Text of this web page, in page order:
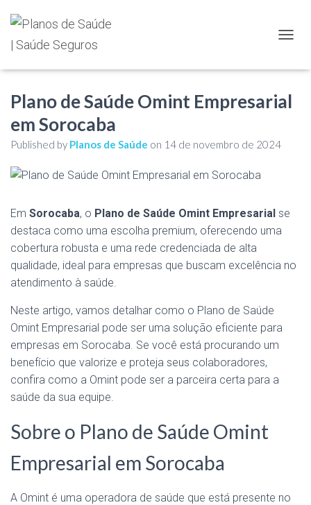
Plano de Saúde Omint Empresarial
em Sorocaba
Published by Planos de Saúde on 14 de novembro de 2024
Em Sorocaba, o Plano de Saúde Omint Empresarial se
destaca como uma escolha premium, oferecendo uma
cobertura robusta e uma rede credenciada de alta
qualidade, ideal para empresas que buscam excelência no
atendimento à saúde.
Neste artigo, vamos detalhar como o Plano de Saúde
Omint Empresarial pode ser uma solução eficiente para
empresas em Sorocaba. Se você está procurando um
benefício que valorize e proteja seus colaboradores,
confira como a Omint pode ser a parceira certa para a
saúde da sua equipe.
Sobre o Plano de Saúde Omint
Empresarial em Sorocaba
A Omint é uma operadora de saúde que está presente no